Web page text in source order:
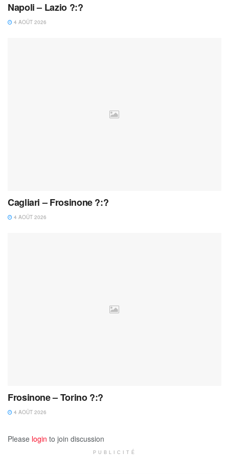
Napoli – Lazio ?:?
4 AOÛT 2026
Cagliari – Frosinone ?:?
4 AOÛT 2026
Frosinone – Torino ?:?
4 AOÛT 2026
Please login to join discussion
PUBLICITÉ